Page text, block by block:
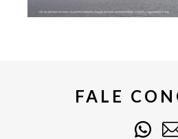
FALE